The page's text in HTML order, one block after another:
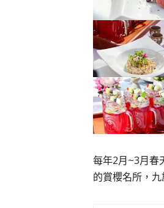
每年2月~3月春
的賞櫻名所，